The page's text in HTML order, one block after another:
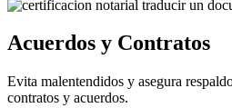
Acuerdos y Contratos
Evita malentendidos y asegura
contratos y acuerdos.